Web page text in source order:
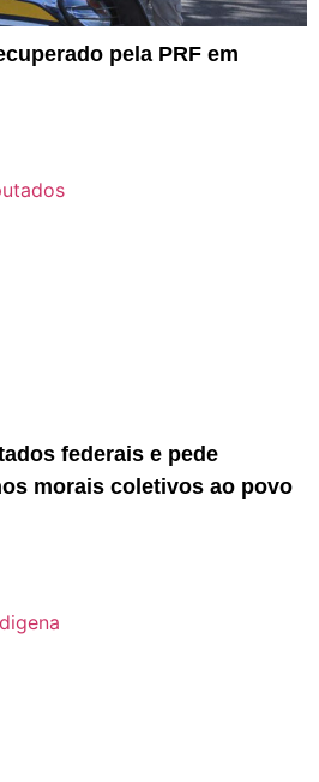
pela PRF em
federais e pede
morais coletivos ao povo